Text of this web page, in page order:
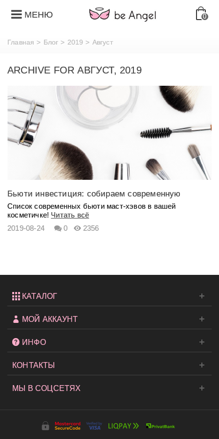
МЕНЮ 0
Главная > Блог > 2019 > Август
ARCHIVE FOR АВГУСТ, 2019
Бьюти инвестиция: собираем современную
базовую косметичку
Cписок современных бьюти маст-хэвов в вашей
косметичке! Читать всё
2019-08-24
0 2356
КАТАЛОГ
МОЙ АККАУНТ
ИНФО
КОНТАКТЫ
МЫ В СОЦСЕТЯХ